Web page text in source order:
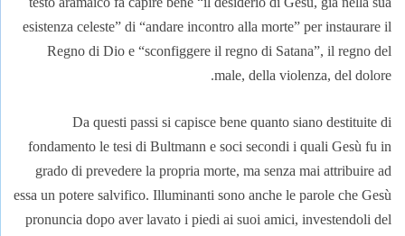
esistenza celeste” di “andare incontro alla morte” per instaurare il
Regno di Dio e “sconfiggere il regno di Satana”, il regno del
male, della violenza, del dolore.
Da questi passi si capisce bene quanto siano destituite di
fondamento le tesi di Bultmann e soci secondi i quali Gesù fu in
grado di prevedere la propria morte, ma senza mai attribuire ad
essa un potere salvifico. Illuminanti sono anche le parole che Gesù
pronuncia dopo aver lavato i piedi ai suoi amici, investendoli del